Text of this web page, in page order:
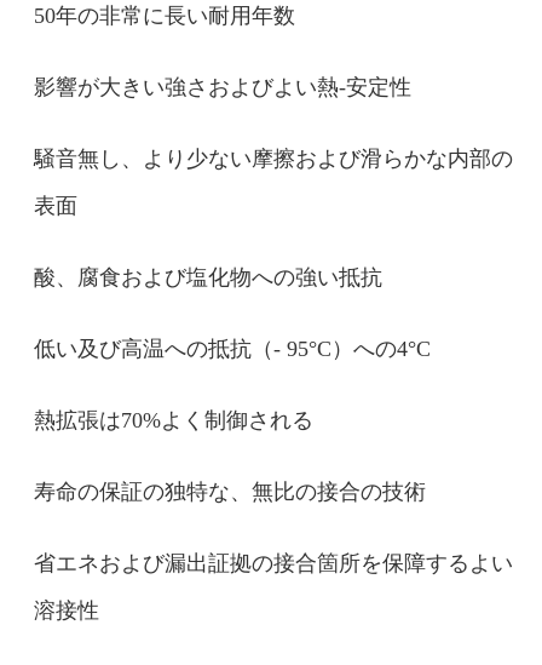
50年の非常に長い耐用年数
影響が大きい強さおよびよい熱-安定性
騒音無し、より少ない摩擦および滑らかな内部の
表面
酸、腐食および塩化物への強い抵抗
低い及び高温への抵抗（- 95°C）への4°C
熱拡張は70%よく制御される
寿命の保証の独特な、無比の接合の技術
省エネおよび漏出証拠の接合箇所を保障するよい
溶接性